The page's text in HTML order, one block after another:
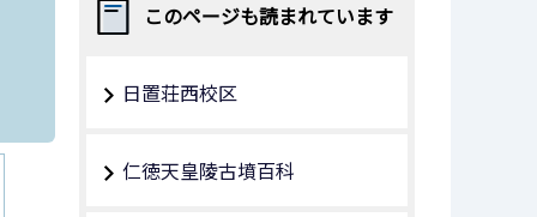
このページも読まれています
日置荘西校区
仁徳天皇陵古墳百科